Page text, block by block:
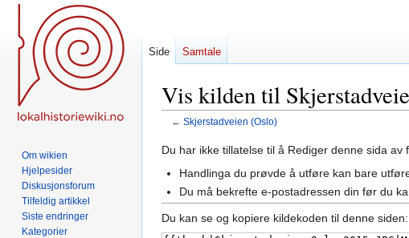
Vis kilden til
← Skjerstadveien (Oslo)
Hopp
navigering
Hopp
Du har ikke tillatelse til å Rediger denne sida av
Handlinga du prøvde å utføre kan bare
Du må bekrefte e-postadressen din før du
Du kan se og kopiere kildekoden til denne siden:
Side Samtale
Om wikien
Hjelpesider
Diskusjonsforum
Tilfeldig artikkel
Siste endringer
Kategorier